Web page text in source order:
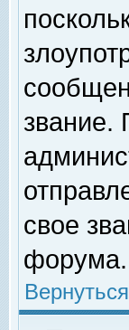
звание.
свое
форума.